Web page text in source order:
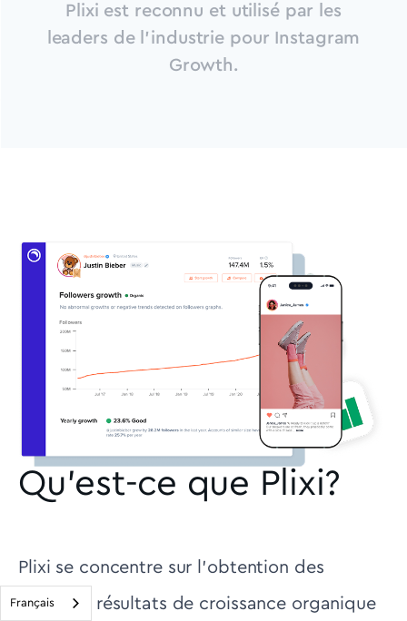
Plixi est reconnu et utilisé par les
leaders de l'industrie pour Instagram
Growth.
Qu'est-ce que Plixi?
Plixi se concentre sur l'obtention des
meilleurs résultats de croissance organique
Français